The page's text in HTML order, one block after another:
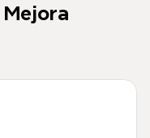
Mejora